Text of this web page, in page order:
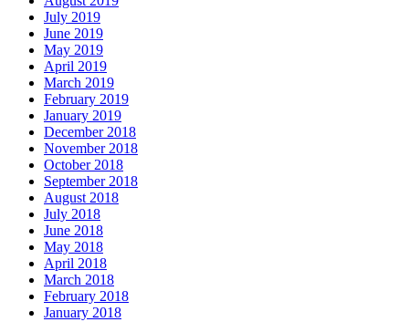
July 2019
June 2019
May 2019
April 2019
March 2019
February 2019
January 2019
December 2018
November 2018
October 2018
September 2018
August 2018
July 2018
June 2018
May 2018
April 2018
March 2018
February 2018
January 2018